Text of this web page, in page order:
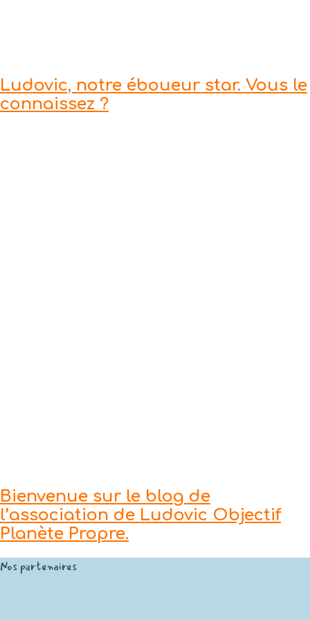
Ludovic, notre éboueur star. Vous le
connaissez ?
Bienvenue sur le blog de
l’association de Ludovic Objectif
Planète Propre.
Nos partenaires